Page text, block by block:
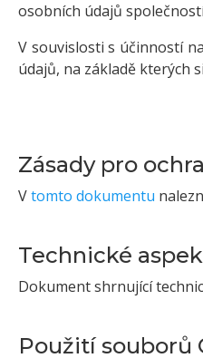
osobních údajů
V souvislosti s účinností
údajů, na základě kterých
Zásady pro
Vtomto dokumentu
Technické
Dokument shrnující
Použití souborů